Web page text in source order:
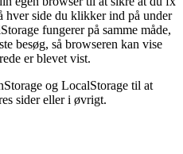
hver side du klikker ind på under
fungerer på samme måde,
besøg, så browseren kan vise
er blevet vist.
og LocalStorage til at
sider eller i øvrigt.